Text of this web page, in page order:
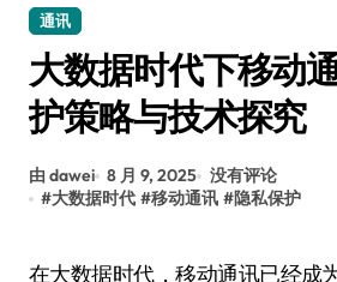
通讯
大数据时代下移动
护策略与技术探究
由 dawei 8 月 9, 2025 没有评论
#大数据时代 #移动通讯 #隐私保护
在大数据时代，移动通讯已经成为人们日常生活中